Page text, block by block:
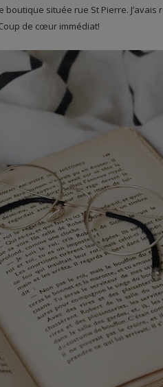
boutique située rue St Pierre.
de cœur immédiat!